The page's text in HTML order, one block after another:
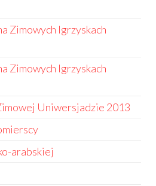
Zimowych Igrzyskach
Zimowych Igrzyskach
Uniwersjadzie 2013
arabskiej